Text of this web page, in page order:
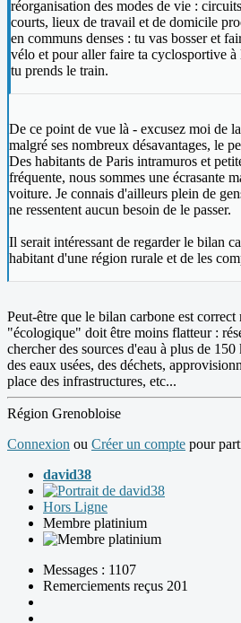
réorganisation des modes de vie :
courts, lieux de travail et de domicile
en communs denses : tu vas bosser et
vélo et pour aller faire ta cyclosportive à
tu prends le train.
De ce point de vue là - excusez moi de
malgré ses nombreux désavantages, le
Des habitants de Paris intramuros et
fréquente, nous sommes une écrasante
voiture. Je connais d'ailleurs plein de
ne ressentent aucun besoin de le passer.
Il serait intéressant de regarder le bilan
habitant d'une région rurale et de les
Peut-être que le bilan carbone est
"écologique" doit être moins flatteur :
chercher des sources d'eau à plus de
des eaux usées, des déchets,
place des infrastructures, etc...
Région Grenobloise
Connexion ou Créer un compte pour
david38
Hors Ligne
Membre platinium
Messages : 1107
Remerciements reçus 201